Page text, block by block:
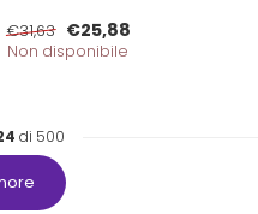
€31,63 €25,88
Non disponibile
di 500